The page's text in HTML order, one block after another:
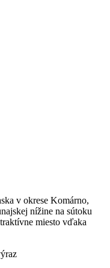
v okrese Komárno,
nížine na sútoku
miesto vďaka